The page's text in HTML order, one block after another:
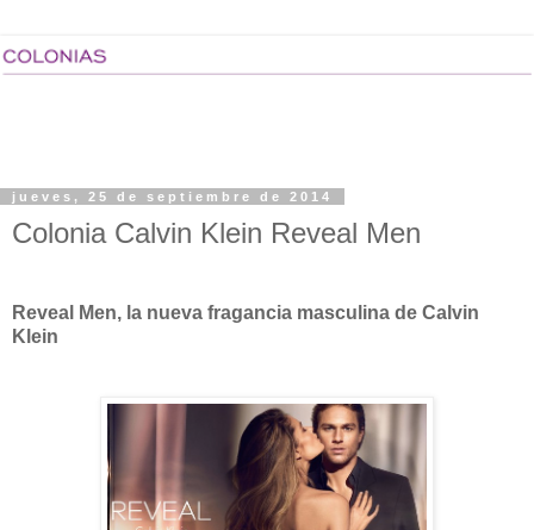
jueves, 25 de septiembre de 2014
Colonia Calvin Klein Reveal Men
Reveal Men, la nueva fragancia masculina de Calvin
Klein